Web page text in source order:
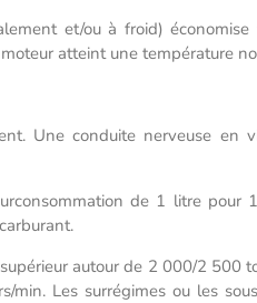
et/ou à froid)
atteint une température
Une conduite nerveuse en
de 1 litre pour
autour de 2 000/2 500
Les surrégimes ou les